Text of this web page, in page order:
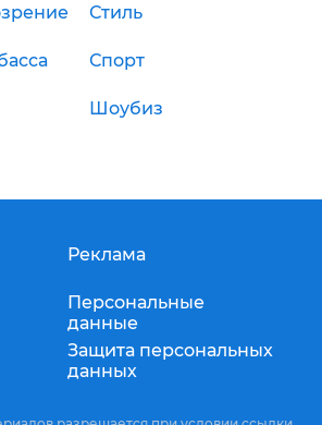
Стиль
Спорт
Шоубиз
Реклама
Персональные
данные
Защита персональных
данных